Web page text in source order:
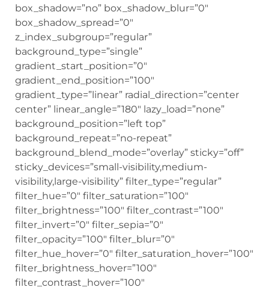
box_shadow=”no” box_shadow_blur=”0″
box_shadow_spread=”0″
z_index_subgroup=”regular”
background_type=”single”
gradient_start_position=”0″
gradient_end_position=”100″
gradient_type=”linear” radial_direction=”center
center” linear_angle=”180″ lazy_load=”none”
background_position=”left top”
background_repeat=”no-repeat”
background_blend_mode=”overlay” sticky=”off”
sticky_devices=”small-visibility,medium-
visibility,large-visibility” filter_type=”regular”
filter_hue=”0″ filter_saturation=”100″
filter_brightness=”100″ filter_contrast=”100″
filter_invert=”0″ filter_sepia=”0″
filter_opacity=”100″ filter_blur=”0″
filter_hue_hover=”0″ filter_saturation_hover=”100″
filter_brightness_hover=”100″
filter_contrast_hover=”100″